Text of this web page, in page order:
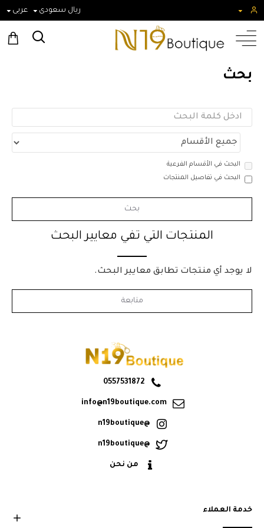
ريال سعودى عربى
بحث
البحث في الأقسام الفرعية
البحث في تفاصيل المنتجات
بحث
المنتجات التي تفي معايير البحث
لا يوجد أي منتجات تطابق معايير البحث.
متابعة
0557531872
info@n19boutique.com
@n19boutique
@n19boutique
من نحن
خدمة العملاء